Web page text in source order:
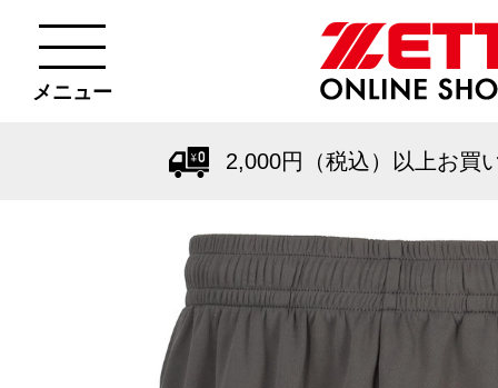
メニュー
2,000円（税込）以上お買